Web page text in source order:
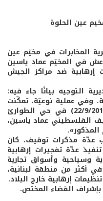
عين الحلوة
المخابرات في مخيّم عين
في المخيّم عماد ياسين
إرهابية ضد مراكز الجيش
التوجيه بيانًا جاء فيه:
وفي عملية نوعيّة، تمكّنت
قوّة تابعة لمديرية المخابرات (22/9/2016) في حي الطوارئ
الفلسطيني عماد ياسين،
عدّة مذكرات توقيف، كان
عدّة تفجيرات إرهابية
وسياحية وأسواق تجارية
أكثر من منطقة لبنانية،
إرهابية خارج البلاد.
القضاء المختص.